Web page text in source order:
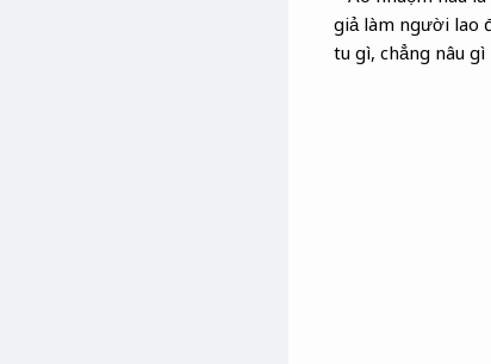
giả làm người lao
tu gì, chẳng nâu